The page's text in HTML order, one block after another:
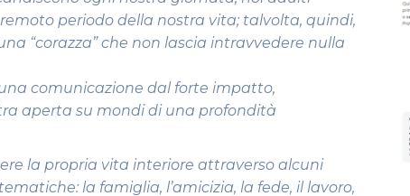
periodo della nostra vita; talvolta, quindi,
“corazza” che non lascia intravvedere nulla
comunicazione dal forte impatto,
aperta su mondi di una profondità
la propria vita interiore attraverso alcuni
la famiglia, l’amicizia, la fede, il lavoro,